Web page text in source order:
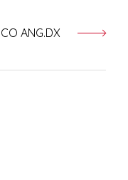
ANG.DX